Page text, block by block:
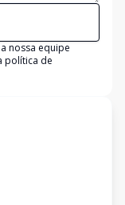
nossa equipe
política de